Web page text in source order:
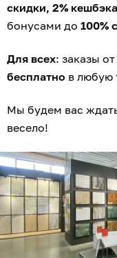
скидки, 2% кешбэка
бонусами до 100%
Для всех: заказы
бесплатно в любую
Мы будем вас
весело!